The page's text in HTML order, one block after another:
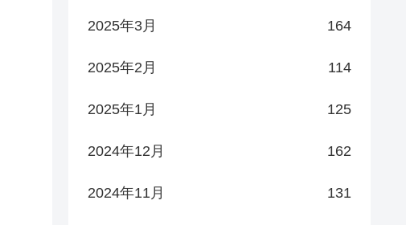
2025年3月 164
2025年2月 114
2025年1月 125
2024年12月 162
2024年11月 131